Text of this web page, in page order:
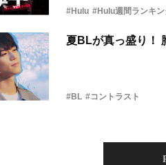
#Hulu #Hulu週間ランキン
夏BLが真っ盛り！
#BL #コントラスト